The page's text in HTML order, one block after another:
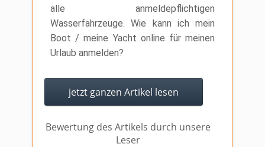
alle anmeldepflichtigen
Wasserfahrzeuge. Wie kann ich mein
Boot / meine Yacht online für meinen
Urlaub anmelden?
jetzt ganzen Artikel lesen
Bewertung des Artikels durch unsere
Leser